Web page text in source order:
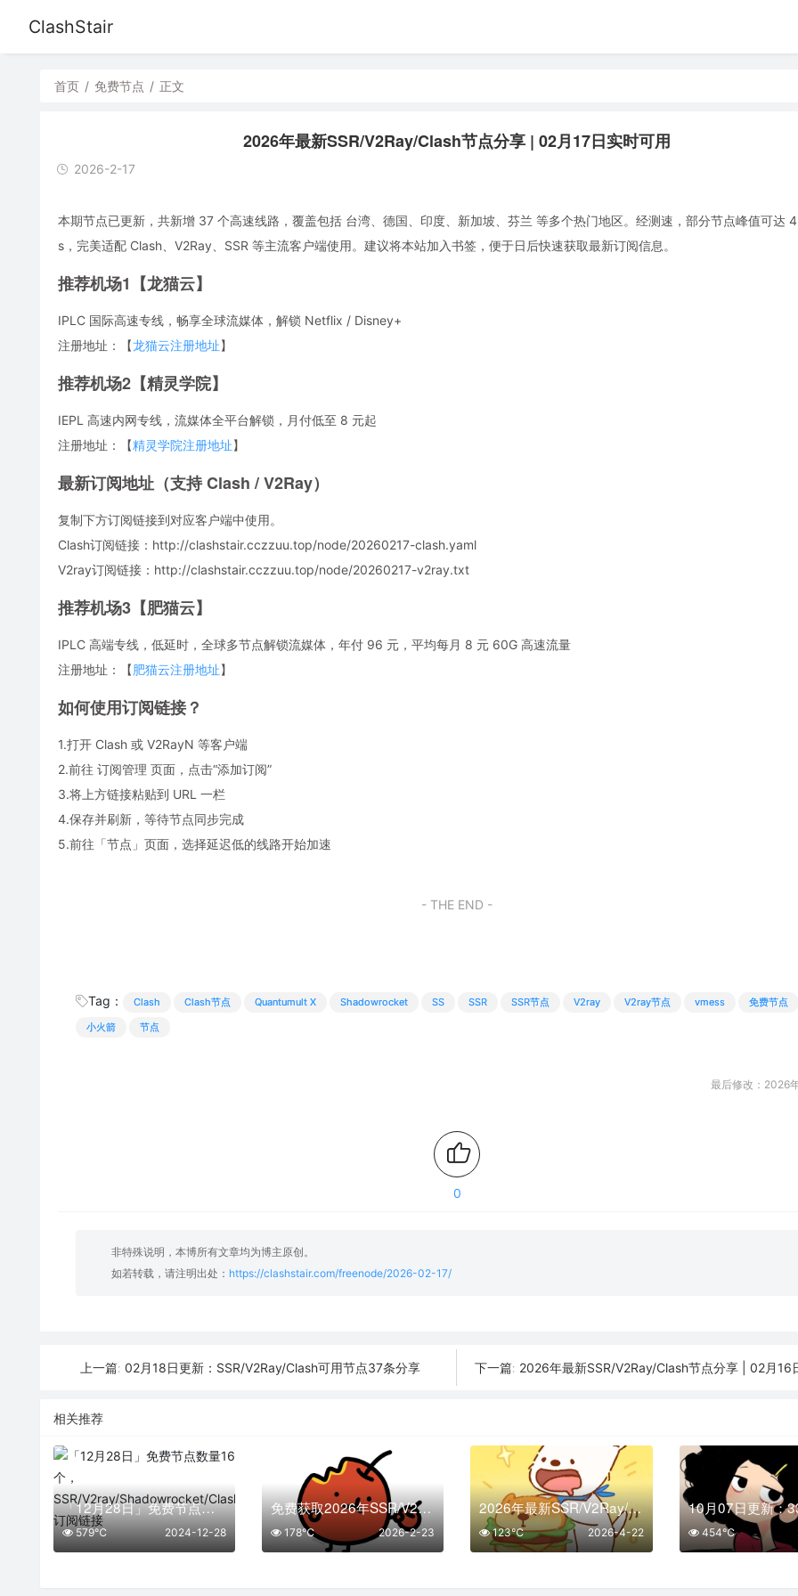
ClashStair
首页 / 免费节点 / 正文
2026年最新SSR/V2Ray/Clash节点分享 | 02月17日实时可用
2026-2-17
本期节点已更新，共新增 37 个高速线路，覆盖包括 台湾、德国、印度、新加坡、芬兰 等多个热门地区。经测速，部分节点峰值可达
s，完美适配 Clash、V2Ray、SSR 等主流客户端使用。建议将本站加入书签，便于日后快速获取最新订阅信息。
推荐机场1【龙猫云】
IPLC 国际高速专线，畅享全球流媒体，解锁 Netflix / Disney+
注册地址：【龙猫云注册地址】
推荐机场2【精灵学院】
IEPL 高速内网专线，流媒体全平台解锁，月付低至 8 元起
注册地址：【精灵学院注册地址】
最新订阅地址（支持 Clash / V2Ray）
复制下方订阅链接到对应客户端中使用。
Clash订阅链接：http://clashstair.cczzuu.top/node/20260217-clash.yaml
V2ray订阅链接：http://clashstair.cczzuu.top/node/20260217-v2ray.txt
推荐机场3【肥猫云】
IPLC 高端专线，低延时，全球多节点解锁流媒体，年付 96 元，平均每月 8 元 60G 高速流量
注册地址：【肥猫云注册地址】
如何使用订阅链接？
1.打开 Clash 或 V2RayN 等客户端
2.前往 订阅管理 页面，点击“添加订阅”
3.将上方链接粘贴到 URL 一栏
4.保存并刷新，等待节点同步完成
5.前往「节点」页面，选择延迟低的线路开始加速
- THE END -
Tag： Clash Clash节点 Quantumult X Shadowrocket SS SSR SSR节点 V2ray V2ray节点 vmess
免费节点
小火箭
节点
最后修改：2026
0
非特殊说明，本博所有文章均为博主原创。
如若转载，请注明出处： https://clashstair.com/freenode/2026-02-17/
上一篇: 02月18日更新：SSR/V2Ray/Clash可用节点37条分享 下一篇: 2026年最新SSR/V2Ray/Clash节点分享 | 02月16日实
相关推荐
「12月28日」免费节点数量16个，SSR/V2ray/Shadowrocket/Clash订阅链接
2024-12-28
579℃
免费获取2026年SSR/V2Ray/Clash节点 | 02月23日可用
2026-2-23
178℃
2026年最新SSR/V2Ray/Clash节点分享 | 04月22日实时可用
2026-4-22
123℃ 454℃